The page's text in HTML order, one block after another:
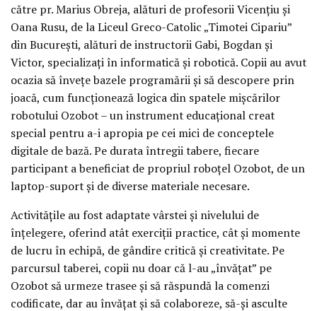
către pr. Marius Obreja, alături de profesorii Vicențiu și
Oana Rusu, de la Liceul Greco-Catolic „Timotei Cipariu”
din București, alături de instructorii Gabi, Bogdan și
Victor, specializați în informatică și robotică. Copii au avut
ocazia să învețe bazele programării și să descopere prin
joacă, cum funcționează logica din spatele mișcărilor
robotului Ozobot – un instrument educațional creat
special pentru a-i apropia pe cei mici de conceptele
digitale de bază. Pe durata întregii tabere, fiecare
participant a beneficiat de propriul roboțel Ozobot, de un
laptop-suport și de diverse materiale necesare.
Activitățile au fost adaptate vârstei și nivelului de
înțelegere, oferind atât exerciții practice, cât și momente
de lucru în echipă, de gândire critică și creativitate. Pe
parcursul taberei, copii nu doar că l-au „învățat” pe
Ozobot să urmeze trasee și să răspundă la comenzi
codificate, dar au învățat și să colaboreze, să-și asculte